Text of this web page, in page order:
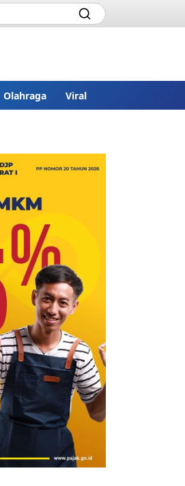
Olahraga Viral